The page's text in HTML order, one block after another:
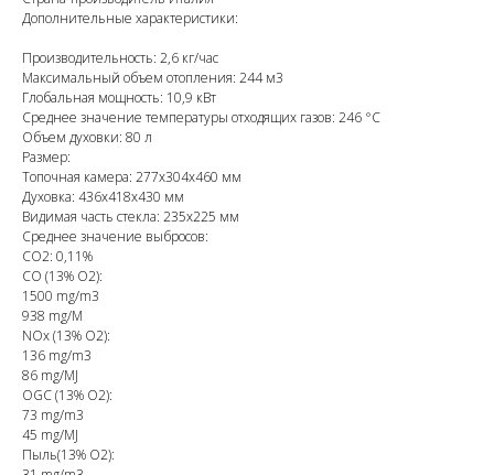
Дополнительные характеристики:
Производительность: 2,6 кг/час
Максимальный объем отопления: 244 м3
Глобальная мощность: 10,9 кВт
Среднее значение температуры отходящих газов: 246 °С
Объем духовки: 80 л
Размер:
Топочная камера: 277x304x460 мм
Духовка: 436x418x430 мм
Видимая часть стекла: 235x225 мм
Среднее значение выбросов:
CO2: 0,11%
СО (13% O2):
1500 mg/m3
938 mg/M
NOx (13% O2):
136 mg/m3
86 mg/MJ
OGC (13% O2):
73 mg/m3
45 mg/MJ
Пыль(13% O2):